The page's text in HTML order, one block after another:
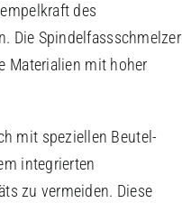
des
Die Spindelfassschmelzer
Materialien mit hoher
mit speziellen Beutel-
integrierten
zu vermeiden. Diese